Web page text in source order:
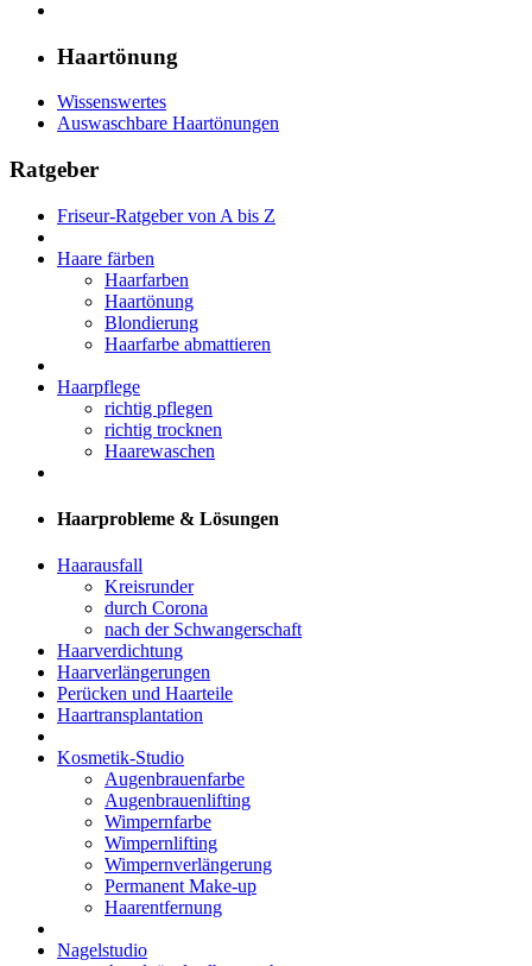
Haartönung
Wissenswertes
Auswaschbare Haartönungen
Ratgeber
Friseur-Ratgeber von A bis Z
Haare färben
Haarfarben
Haartönung
Blondierung
Haarfarbe abmattieren
Haarpflege
richtig pflegen
richtig trocknen
Haarewaschen
Haarprobleme & Lösungen
Haarausfall
Kreisrunder
durch Corona
nach der Schwangerschaft
Haarverdichtung
Haarverlängerungen
Perücken und Haarteile
Haartransplantation
Kosmetik-Studio
Augenbrauenfarbe
Augenbrauenlifting
Wimpernfarbe
Wimpernlifting
Wimpernverlängerung
Permanent Make-up
Haarentfernung
Nagelstudio